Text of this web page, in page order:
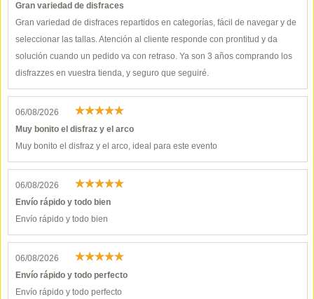
Gran variedad de disfraces
Gran variedad de disfraces repartidos en categorías, fácil de navegar y de
seleccionar las tallas. Atención al cliente responde con prontitud y da
solución cuando un pedido va con retraso. Ya son 3 años comprando los
disfrazzes en vuestra tienda, y seguro que seguiré.
06/08/2026
Muy bonito el disfraz y el arco
Muy bonito el disfraz y el arco, ideal para este evento
06/08/2026
Envío rápido y todo bien
Envío rápido y todo bien
06/08/2026
Envío rápido y todo perfecto
Envío rápido y todo perfecto